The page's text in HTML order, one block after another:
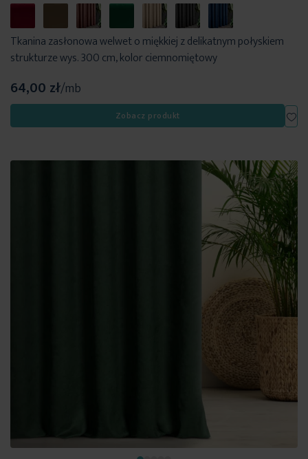
Tkanina zasłonowa welwet o miękkiej z delikatnym połyskiem
strukturze wys. 300 cm, kolor ciemnomiętowy
64,00 zł/mb
Zobacz produkt